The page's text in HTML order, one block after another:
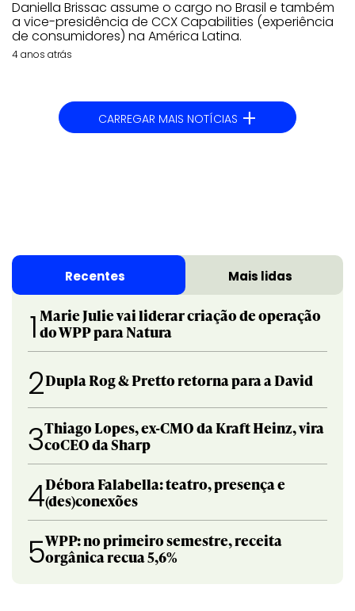
Daniella Brissac assume o cargo no Brasil e também
a vice-presidência de CCX Capabilities (experiência
de consumidores) na América Latina.
4 anos atrás
CARREGAR MAIS NOTÍCIAS +
Recentes Mais lidas
1 Marie Julie vai liderar criação de operação
do WPP para Natura
2Dupla Rog & Pretto retorna para a David
3Thiago Lopes, ex-CMO da Kraft Heinz, vira
coCEO da Sharp
4Débora Falabella: teatro, presença e
(des)conexões
5WPP: no primeiro semestre, receita
orgânica recua 5,6%